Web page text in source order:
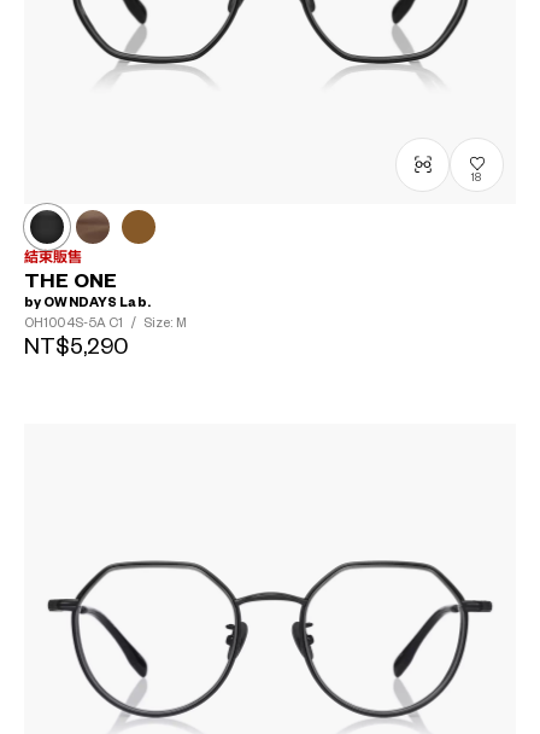
18
結束販售
THE ONE
by OWNDAYS Lab.
OH1004S-5A C1 / Size: M
NT$5,290